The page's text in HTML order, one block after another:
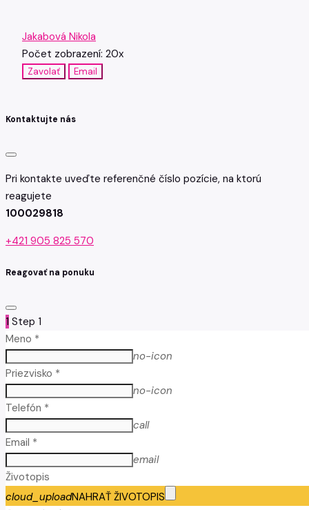
Jakabová Nikola
Počet zobrazení: 20x
Zavolať Email
Kontaktujte nás
Pri kontakte uveďte referenčné číslo pozície, na ktorú
reagujete
100029818
+421 905 825 570
Reagovať na ponuku
1 Step 1
Meno *
no-icon
Priezvisko *
no-icon
Telefón *
call
Email *
email
Životopis
cloud_uploadNAHRAŤ ŽIVOTOPIS